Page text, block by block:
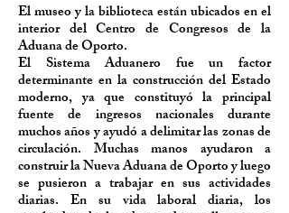
El museo y la biblioteca están ubicados en el
interior del Centro de Congresos de la
Aduana de Oporto.
El Sistema Aduanero fue un factor
determinante en la construcción del Estado
moderno, ya que constituyó la principal
fuente de ingresos nacionales durante
muchos años y ayudó a delimitar las zonas de
circulación. Muchas manos ayudaron a
construir la Nueva Aduana de Oporto y luego
se pusieron a trabajar en sus actividades
diarias. En su vida laboral diaria, los